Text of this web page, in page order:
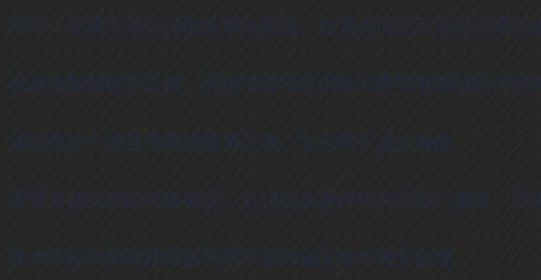
同时，建筑工地必须配备紧急情况，在紧急情况下应澄清紧急
在建造区域建设之前，必须清理它以消除可能导致事故的任何
通过维护干净且布置的建筑工地，它有助于减少事故。
需要开放火焰的特殊情况，必须提前获得相关的部门批准，
技术手段中的现代设备可用于提高施工效率和安全性。